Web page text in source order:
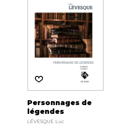
Personnages de
légendes
LÉVESQUE Luc